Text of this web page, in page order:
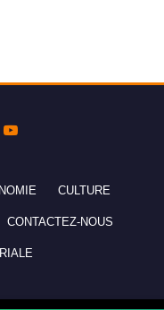
CULTURE
CONTACTEZ-NOUS